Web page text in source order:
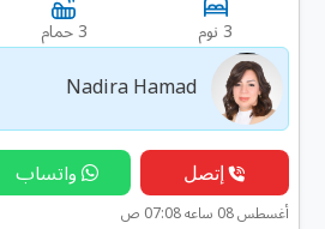
3 نوم 3 حمام
Nadira Hamad
إتصل واتساب
أغسطس 08 ساعه 07:08 ص